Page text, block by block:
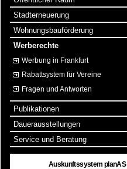
Stadterneuerung
Wohnungsbauförderung
Werberechte
Werbung in Frankfurt
Rabattsystem für Vereine
Fragen und Antworten
Publikationen
Dauerausstellungen
Service und Beratung
Auskunftssystem planAS